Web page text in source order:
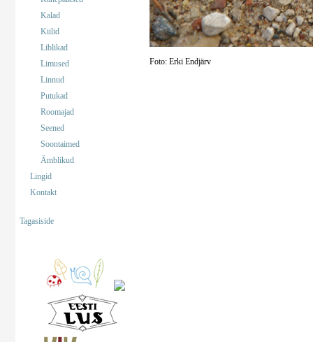
Kalad
Kiilid
Liblikad
Limused
Linnud
Putukad
Roomajad
Seened
Soontaimed
Ämblikud
Lingid
Kontakt
Tagasiside
Foto: Erki Endjärv